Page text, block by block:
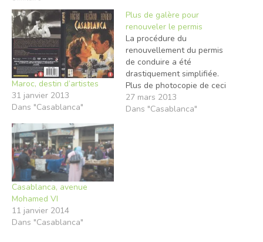
Maroc, destin d’artistes
31 janvier 2013
Dans "Casablanca"
Plus de galère pour
renouveler le permis
La procédure du
renouvellement du permis
de conduire a été
drastiquement simplifiée.
Plus de photocopie de ceci
et cela. Les formulaires
peuvent dorénavant être
27 mars 2013
Dans "Casablanca"
Casablanca, avenue
Mohamed VI
11 janvier 2014
Dans "Casablanca"